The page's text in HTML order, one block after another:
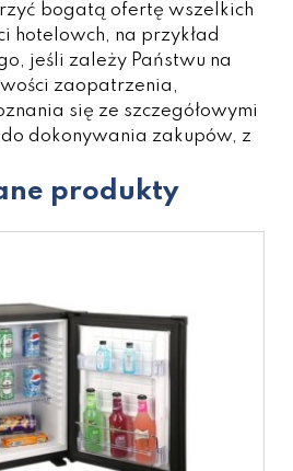
bogatą ofertę wszelkich
hotelowch, na przykład
jeśli zależy Państwu na
zaopatrzenia,
się ze szczegółowymi
dokonywania zakupów, z
produkty